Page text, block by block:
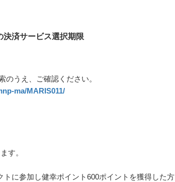
決済サービス選択期限
のうえ、ご確認ください。
ma/MARIS011/
す。
に参加し健幸ポイント600ポイントを獲得した方